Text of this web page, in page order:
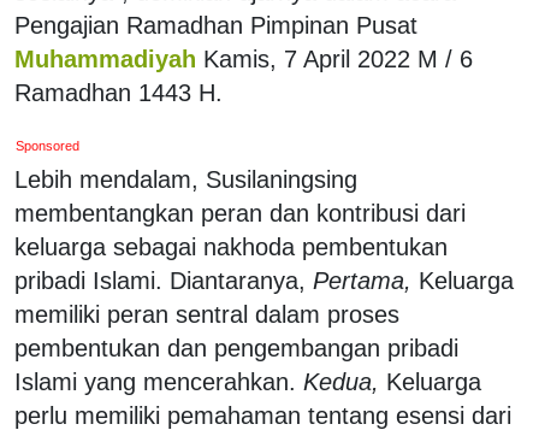
Pengajian Ramadhan Pimpinan Pusat
Muhammadiyah Kamis, 7 April 2022 M / 6
Ramadhan 1443 H.
Sponsored
Lebih mendalam, Susilaningsing
membentangkan peran dan kontribusi dari
keluarga sebagai nakhoda pembentukan
pribadi Islami. Diantaranya, Pertama, Keluarga
memiliki peran sentral dalam proses
pembentukan dan pengembangan pribadi
Islami yang mencerahkan. Kedua, Keluarga
perlu memiliki pemahaman tentang esensi dari